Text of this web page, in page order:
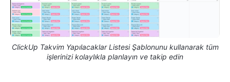
ClickUp Takvim Yapılacaklar Listesi Şablonunu kullanarak tüm
işlerinizi kolaylıkla planlayın ve takip edin